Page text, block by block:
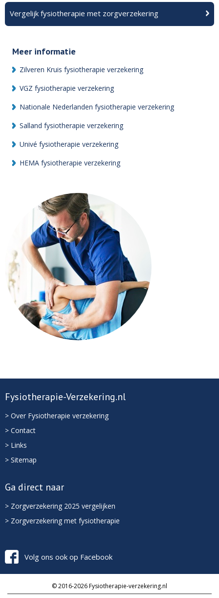
Vergelijk fysiotherapie met zorgverzekering
Meer informatie
Zilveren Kruis fysiotherapie verzekering
VGZ fysiotherapie verzekering
Nationale Nederlanden fysiotherapie verzekering
Salland fysiotherapie verzekering
Univé fysiotherapie verzekering
HEMA fysiotherapie verzekering
Fysiotherapie-Verzekering.nl
> Over Fysiotherapie verzekering
> Contact
> Links
> Sitemap
Ga direct naar
> Zorgverzekering 2025 vergelijken
> Zorgverzekering met fysiotherapie
Volg ons ook op Facebook
© 2016-2026 Fysiotherapie-verzekering.nl